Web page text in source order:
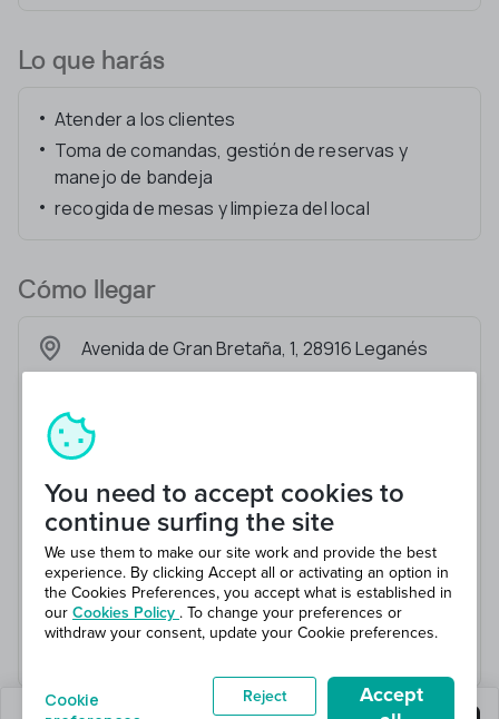
Lo que harás
Atender a los clientes
Toma de comandas, gestión de reservas y
manejo de bandeja
recogida de mesas y limpieza del local
Cómo llegar
Avenida de Gran Bretaña, 1, 28916 Leganés
You need to accept cookies to
continue surfing the site
We use them to make our site work and provide the best
experience. By clicking Accept all or activating an option in
the Cookies Preferences, you accept what is established in
our Cookies Policy . To change your preferences or
withdraw your consent, update your Cookie preferences.
Cookie
Reject
Accept